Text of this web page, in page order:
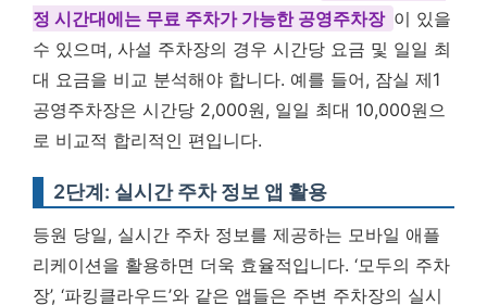
정 시간대에는 무료 주차가 가능한 공영주차장 이 있을
수 있으며, 사설 주차장의 경우 시간당 요금 및 일일 최
대 요금을 비교 분석해야 합니다. 예를 들어, 잠실 제1
공영주차장은 시간당 2,000원, 일일 최대 10,000원으
로 비교적 합리적인 편입니다.
2단계: 실시간 주차 정보 앱 활용
등원 당일, 실시간 주차 정보를 제공하는 모바일 애플
리케이션을 활용하면 더욱 효율적입니다. ‘모두의 주차
장’, ‘파킹클라우드’와 같은 앱들은 주변 주차장의 실시